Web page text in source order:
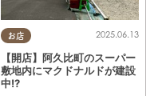
お店 2025.06.13
【開店】阿久比町のスーパー
敷地内にマクドナルドが建設
中!?